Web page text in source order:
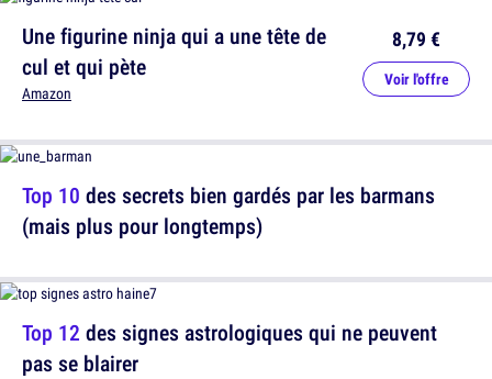
Une figurine ninja qui a une tête de
cul et qui pète
Amazon
8,79 €
Voir l'offre
Top 12 des signes astrologiques qui ne peuvent
pas se blairer
Top 10 des secrets bien gardés par les barmans
(mais plus pour longtemps)